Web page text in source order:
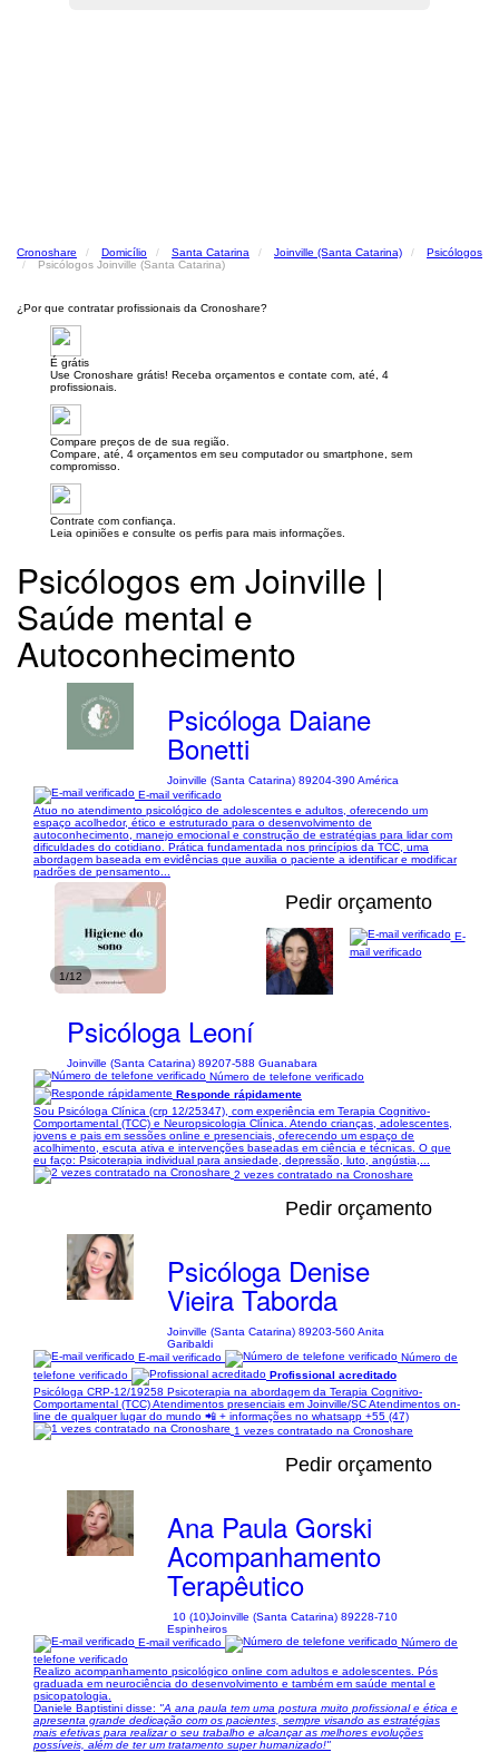
Cronoshare Domicílio Santa Catarina Joinville (Santa Catarina)
Psicólogos
Psicólogos Joinville (Santa Catarina)
¿Por que contratar profissionais da Cronoshare?
É grátis
Use Cronoshare grátis! Receba orçamentos e contate com, até, 4
profissionais.
Compare preços de de sua região.
Compare, até, 4 orçamentos em seu computador ou smartphone, sem
compromisso.
Contrate com confiança.
Leia opiniões e consulte os perfis para mais informações.
Psicólogos em Joinville |
Saúde mental e
Autoconhecimento
Psicóloga Daiane
Bonetti
Joinville (Santa Catarina) 89204-390 América
E-mail verificado
Atuo no atendimento psicológico de adolescentes e adultos, oferecendo um
espaço acolhedor, ético e estruturado para o desenvolvimento de
autoconhecimento, manejo emocional e construção de estratégias para lidar com
dificuldades do cotidiano. Prática fundamentada nos princípios da TCC, uma
abordagem baseada em evidências que auxilia o paciente a identificar e modificar
padrões de pensamento...
1/12
Pedir orçamento
Psicóloga Leoní
Joinville (Santa Catarina) 89207-588 Guanabara
E-
mail verificado
Número de telefone verificado
Responde rápidamente
Sou Psicóloga Clínica (crp 12/25347), com experiência em Terapia Cognitivo-
Comportamental (TCC) e Neuropsicologia Clínica. Atendo crianças, adolescentes,
jovens e pais em sessões online e presenciais, oferecendo um espaço de
acolhimento, escuta ativa e intervenções baseadas em ciência e técnicas. O que
eu faço: Psicoterapia individual para ansiedade, depressão, luto, angústia,...
2 vezes contratado na Cronoshare
Pedir orçamento
Psicóloga Denise
Vieira Taborda
Joinville (Santa Catarina) 89203-560 Anita
Garibaldi
E-mail verificado
Número de
telefone verificado
Profissional acreditado
Psicóloga CRP-12/19258 Psicoterapia na abordagem da Terapia Cognitivo-
Comportamental (TCC) Atendimentos presenciais em Joinville/SC Atendimentos on-
line de qualquer lugar do mundo 📲 + informações no whatsapp +55 (47)
1 vezes contratado na Cronoshare
Pedir orçamento
Ana Paula Gorski
Acompanhamento
Terapêutico
10 (10)Joinville (Santa Catarina) 89228-710
Espinheiros
E-mail verificado
Número de
telefone verificado
Realizo acompanhamento psicológico online com adultos e adolescentes. Pós
graduada em neurociência do desenvolvimento e também em saúde mental e
psicopatologia.
Daniele Baptistini disse: "A ana paula tem uma postura muito profissional e ética e
apresenta grande dedicação com os pacientes, sempre visando as estratégias
mais efetivas para realizar o seu trabalho e alcançar as melhores evoluções
possíveis, além de ter um tratamento super humanizado!"